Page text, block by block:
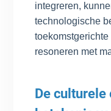
integreren,
technologische
resoneren met
De